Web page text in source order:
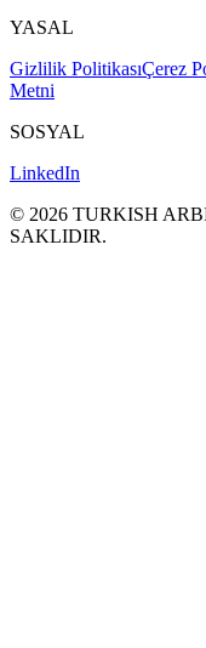
YASAL
Gizlilik PolitikasıÇerez
Metni
SOSYAL
LinkedIn
© 2026 TURKISH
SAKLΙDIR.